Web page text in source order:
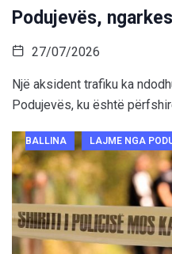
Podujevës,
27/07/2026
Një aksident trafiku ka
Podujevës, ku është
BALLINA LAJME NGA